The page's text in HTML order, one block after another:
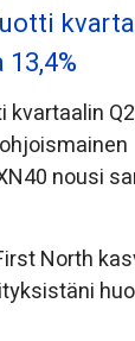
kvartaalin
nousi
North